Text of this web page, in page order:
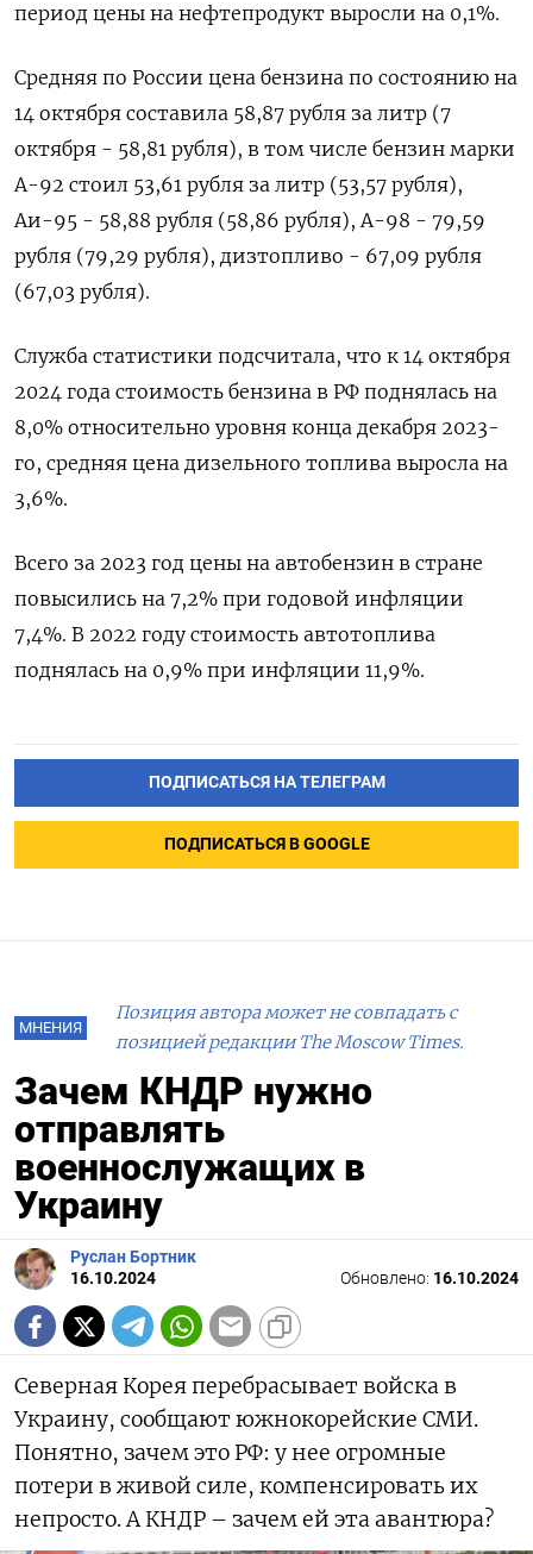
период цены на нефтепродукт выросли на 0,1%.
Средняя по России цена бензина по состоянию на
14 октября составила 58,87 рубля за литр (7
октября - 58,81 рубля), в том числе бензин марки
А-92 стоил 53,61 рубля за литр (53,57 рубля),
Аи-95 - 58,88 рубля (58,86 рубля), А-98 - 79,59
рубля (79,29 рубля), дизтопливо - 67,09 рубля
(67,03 рубля).
Служба статистики подсчитала, что к 14 октября
2024 года стоимость бензина в РФ поднялась на
8,0% относительно уровня конца декабря 2023-
го, средняя цена дизельного топлива выросла на
3,6%.
Всего за 2023 год цены на автобензин в стране
повысились на 7,2% при годовой инфляции
7,4%. В 2022 году стоимость автотоплива
поднялась на 0,9% при инфляции 11,9%.
ПОДПИСАТЬСЯ НА ТЕЛЕГРАМ
ПОДПИСАТЬСЯ В GOOGLE
МНЕНИЯ
Позиция автора может не совпадать с
позицией редакции The Moscow Times.
Зачем КНДР нужно
отправлять
военнослужащих в
Украину
Руслан Бортник
16.10.2024
Обновлено: 16.10.2024
Северная Корея перебрасывает войска в
Украину, сообщают южнокорейские СМИ.
Понятно, зачем это РФ: у нее огромные
потери в живой силе, компенсировать их
непросто. А КНДР – зачем ей эта авантюра?